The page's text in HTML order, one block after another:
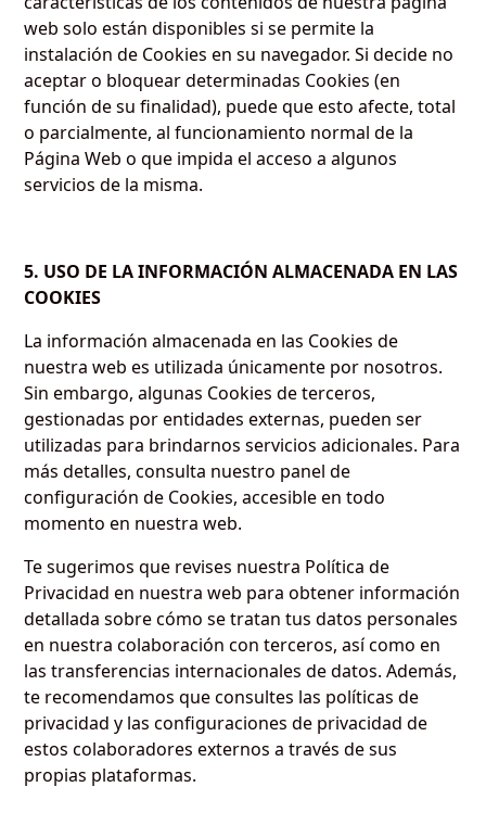
web solo están disponibles si se permite la
instalación de Cookies en su navegador. Si decide no
aceptar o bloquear determinadas Cookies (en
función de su finalidad), puede que esto afecte, total
o parcialmente, al funcionamiento normal de la
Página Web o que impida el acceso a algunos
servicios de la misma.
5. USO DE LA INFORMACIÓN ALMACENADA EN LAS
COOKIES
La información almacenada en las Cookies de
nuestra web es utilizada únicamente por nosotros.
Sin embargo, algunas Cookies de terceros,
gestionadas por entidades externas, pueden ser
utilizadas para brindarnos servicios adicionales. Para
más detalles, consulta nuestro panel de
configuración de Cookies, accesible en todo
momento en nuestra web.
Te sugerimos que revises nuestra Política de
Privacidad en nuestra web para obtener información
detallada sobre cómo se tratan tus datos personales
en nuestra colaboración con terceros, así como en
las transferencias internacionales de datos. Además,
te recomendamos que consultes las políticas de
privacidad y las configuraciones de privacidad de
estos colaboradores externos a través de sus
propias plataformas.